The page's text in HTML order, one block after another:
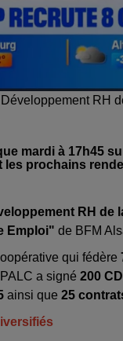
RH
mardi à 17h45
prochains
RH
Emploi" de BFM
qui fédère
a signé 200
ainsi que 25